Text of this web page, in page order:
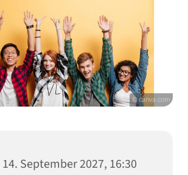
© canva.com
September 2027, 16:30